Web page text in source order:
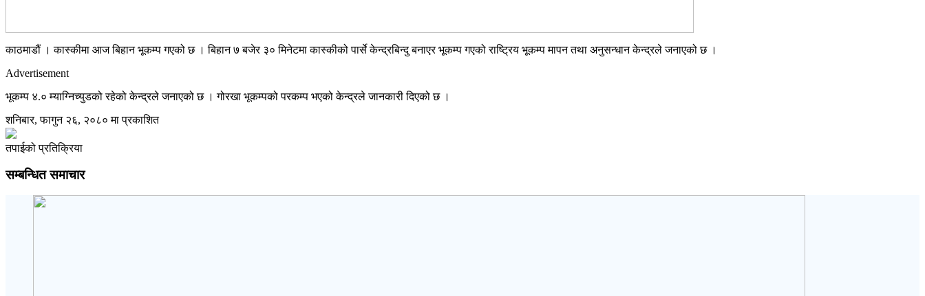
काठमाडौं । कास्कीमा आज बिहान भूकम्प गएको छ । बिहान ७ बजेर ३० मिनेटमा कास्कीको पार्से केन्द्रबिन्दु बनाएर भूकम्प गएको राष्ट्रिय भूकम्प मापन तथा अनुसन्धान केन्द्रले जनाएको छ ।
Advertisement
भूकम्प ४.० म्याग्निच्युडको रहेको केन्द्रले जनाएको छ । गोरखा भूकम्पको परकम्प भएको केन्द्रले जानकारी दिएको छ ।
शनिबार, फागुन २६, २०८० मा प्रकाशित
तपाईको प्रतिक्रिया
सम्बन्धित समाचार